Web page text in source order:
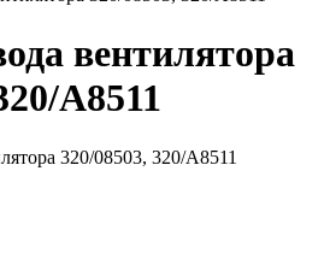
вентилятора
A8511